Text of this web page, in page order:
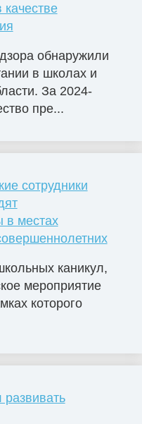
обнаружили
в школах и
За 2024-
пре...
сотрудники
в местах
каникул,
мероприятие
которого